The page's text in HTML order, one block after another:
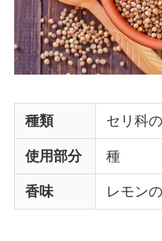
種類 セリ科
使用部分 種
香味 レモン